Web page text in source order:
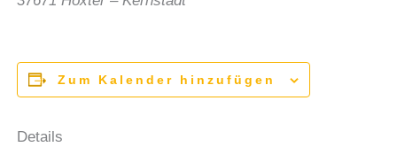
Zum Kalender hinzufügen
Details